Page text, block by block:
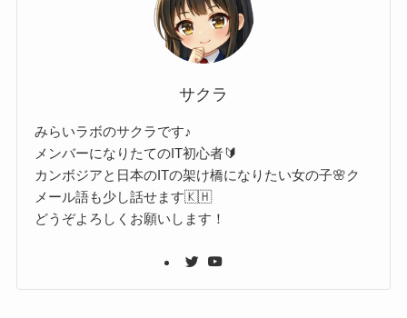
サクラ
みらいラボのサクラです♪
メンバーになりたてのIT初心者🔰
カンボジアと日本のITの架け橋になりたい女の子🌸ク
メール語も少し話せます🇰🇭
どうぞよろしくお願いします！